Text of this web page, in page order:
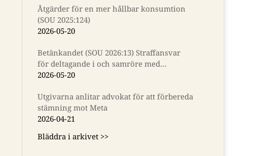
Åtgärder för en mer hållbar konsumtion
(SOU 2025:124)
2026-05-20
Betänkandet (SOU 2026:13) Straffansvar
för deltagande i och samröre med
kriminella sammanslutningar
2026-05-20
Utgivarna anlitar advokat för att förbereda
stämning mot Meta
2026-04-21
Bläddra i arkivet >>